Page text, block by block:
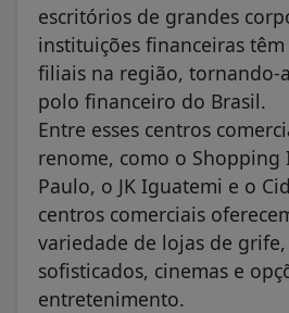
escritórios de grandes
instituições financeiras têm
filiais na região, tornando-
polo financeiro do Brasil.
Entre esses centros
renome, como o Shopping
Paulo, o JK Iguatemi e o
centros comerciais
variedade de lojas de
sofisticados, cinemas e
entretenimento.